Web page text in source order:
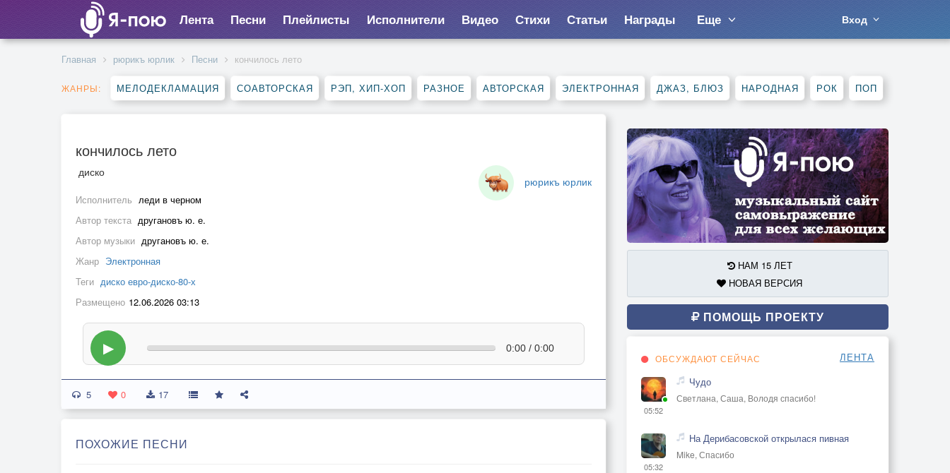
Лента Песни Плейлисты Исполнители Видео Стихи Статьи Награды Еще Вход
Главная рюрикъ юрлик Песни кончилось лето
ЖАНРЫ: МЕЛОДЕКЛАМАЦИЯ СОАВТОРСКАЯ РЭП, ХИП-ХОП РАЗНОЕ АВТОРСКАЯ ЭЛЕКТРОННАЯ ДЖАЗ, БЛЮЗ НАРОДНАЯ РОК ПОП
кончилось лето
рюрикъ юрлик
диско
Исполнитель леди в черном
Автор текста другановъ ю. е.
Автор музыки другановъ ю. е.
Жанр Электронная
Теги диско евро-диско-80-х
Размещено 12.06.2026 03:13
▶ 0:00 / 0:00
5 0 17
ПОХОЖИЕ ПЕСНИ
НАМ 15 ЛЕТ
НОВАЯ ВЕРСИЯ
ПОМОЩЬ ПРОЕКТУ
ОБСУЖДАЮТ СЕЙЧАС ЛЕНТА
05:52
Чудо
Светлана, Саша, Володя спасибо!
05:32
На Дерибасовской открылася пивная
Mike, Спасибо